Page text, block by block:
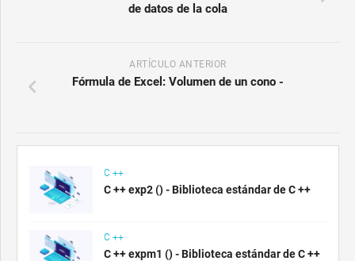
de datos de la cola
ARTÍCULO ANTERIOR
Fórmula de Excel: Volumen de un cono -
C ++
C ++ exp2 () - Biblioteca estándar de C ++
C ++
C ++ expm1 () - Biblioteca estándar de C ++